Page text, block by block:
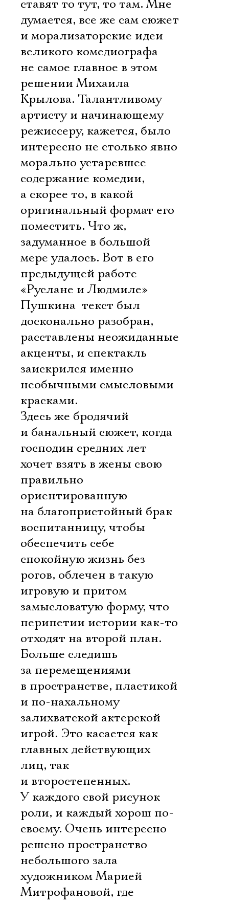
ставят то тут, то там. Мне
думается, все же сам сюжет
и морализаторские идеи
великого комедиографа 
не самое главное в этом
решении Михаила
Крылова. Талантливому
артисту и начинающему
режиссеру, кажется, было
интересно не столько явно
морально устаревшее
содержание комедии,
а скорее то, в какой
оригинальный формат его
поместить. Что ж,
задуманное в большой
мере удалось. Вот в его
предыдущей работе 
«Руслане и Людмиле»
Пушкина  текст был
досконально разобран,
расставлены неожиданные
акценты, и спектакль
заискрился именно
необычными смысловыми
красками.
Здесь же бродячий
и банальный сюжет, когда
господин средних лет
хочет взять в жены свою
правильно
ориентированную
на благопристойный брак
воспитанницу, чтобы
обеспечить себе
спокойную жизнь без
рогов, облечен в такую
игровую и притом
замысловатую форму, что
перипетии истории как-то
отходят на второй план.
Больше следишь
за перемещениями
в пространстве, пластикой
и по-нахальному
залихватской актерской
игрой. Это касается как
главных действующих
лиц, так
и второстепенных.
У каждого свой рисунок
роли, и каждый хорош по-
своему. Очень интересно
решено пространство
небольшого зала
художником Марией
Митрофановой, где